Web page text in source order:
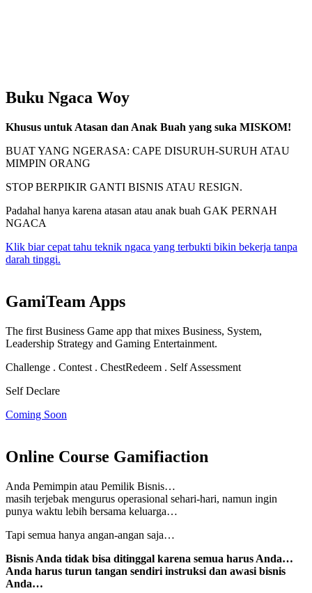
Buku Ngaca Woy
Khusus untuk Atasan dan Anak Buah yang suka MISKOM!
BUAT YANG NGERASA: CAPE DISURUH-SURUH ATAU
MIMPIN ORANG
STOP BERPIKIR GANTI BISNIS ATAU RESIGN.
Padahal hanya karena atasan atau anak buah GAK PERNAH
NGACA
Klik biar cepat tahu teknik ngaca yang terbukti bikin bekerja tanpa
darah tinggi.
GamiTeam Apps
The first Business Game app that mixes Business, System,
Leadership Strategy and Gaming Entertainment.
Challenge . Contest . ChestRedeem . Self Assessment
Self Declare
Coming Soon
Online Course Gamifiaction
Anda Pemimpin atau Pemilik Bisnis…
masih terjebak mengurus operasional sehari-hari, namun ingin
punya waktu lebih bersama keluarga…
Tapi semua hanya angan-angan saja…
Bisnis Anda tidak bisa ditinggal karena semua harus Anda…
Anda harus turun tangan sendiri instruksi dan awasi bisnis
Anda…